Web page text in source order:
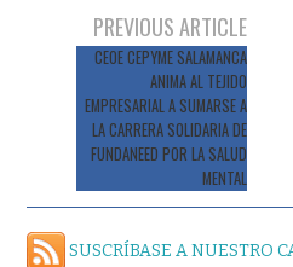
Navegación
entradas
PREVIOUS ARTICLE
CEOE CEPYME SALAMANCA
ANIMA AL TEJIDO
EMPRESARIAL A SUMARSE A
LA CARRERA SOLIDARIA DE
FUNDANEED POR LA SALUD
MENTAL
SUSCRÍBASE A NUESTRO